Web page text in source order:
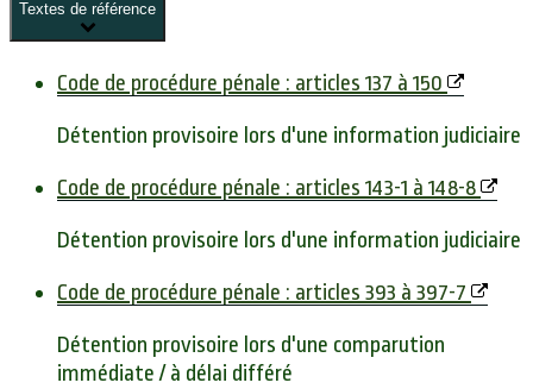
Textes de référence
Code de procédure pénale : articles 137 à 150
Détention provisoire lors d'une information judiciaire
Code de procédure pénale : articles 143-1 à 148-8
Détention provisoire lors d'une information judiciaire
Code de procédure pénale : articles 393 à 397-7
Détention provisoire lors d'une comparution
immédiate / à délai différé